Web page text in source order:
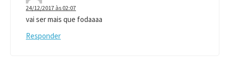
24/12/2017 às 02:07
vai ser mais que fodaaaa
Responder